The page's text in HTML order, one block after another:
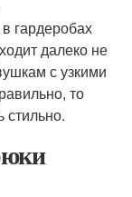
гардеробах
далеко не
с узкими
то
стильно.